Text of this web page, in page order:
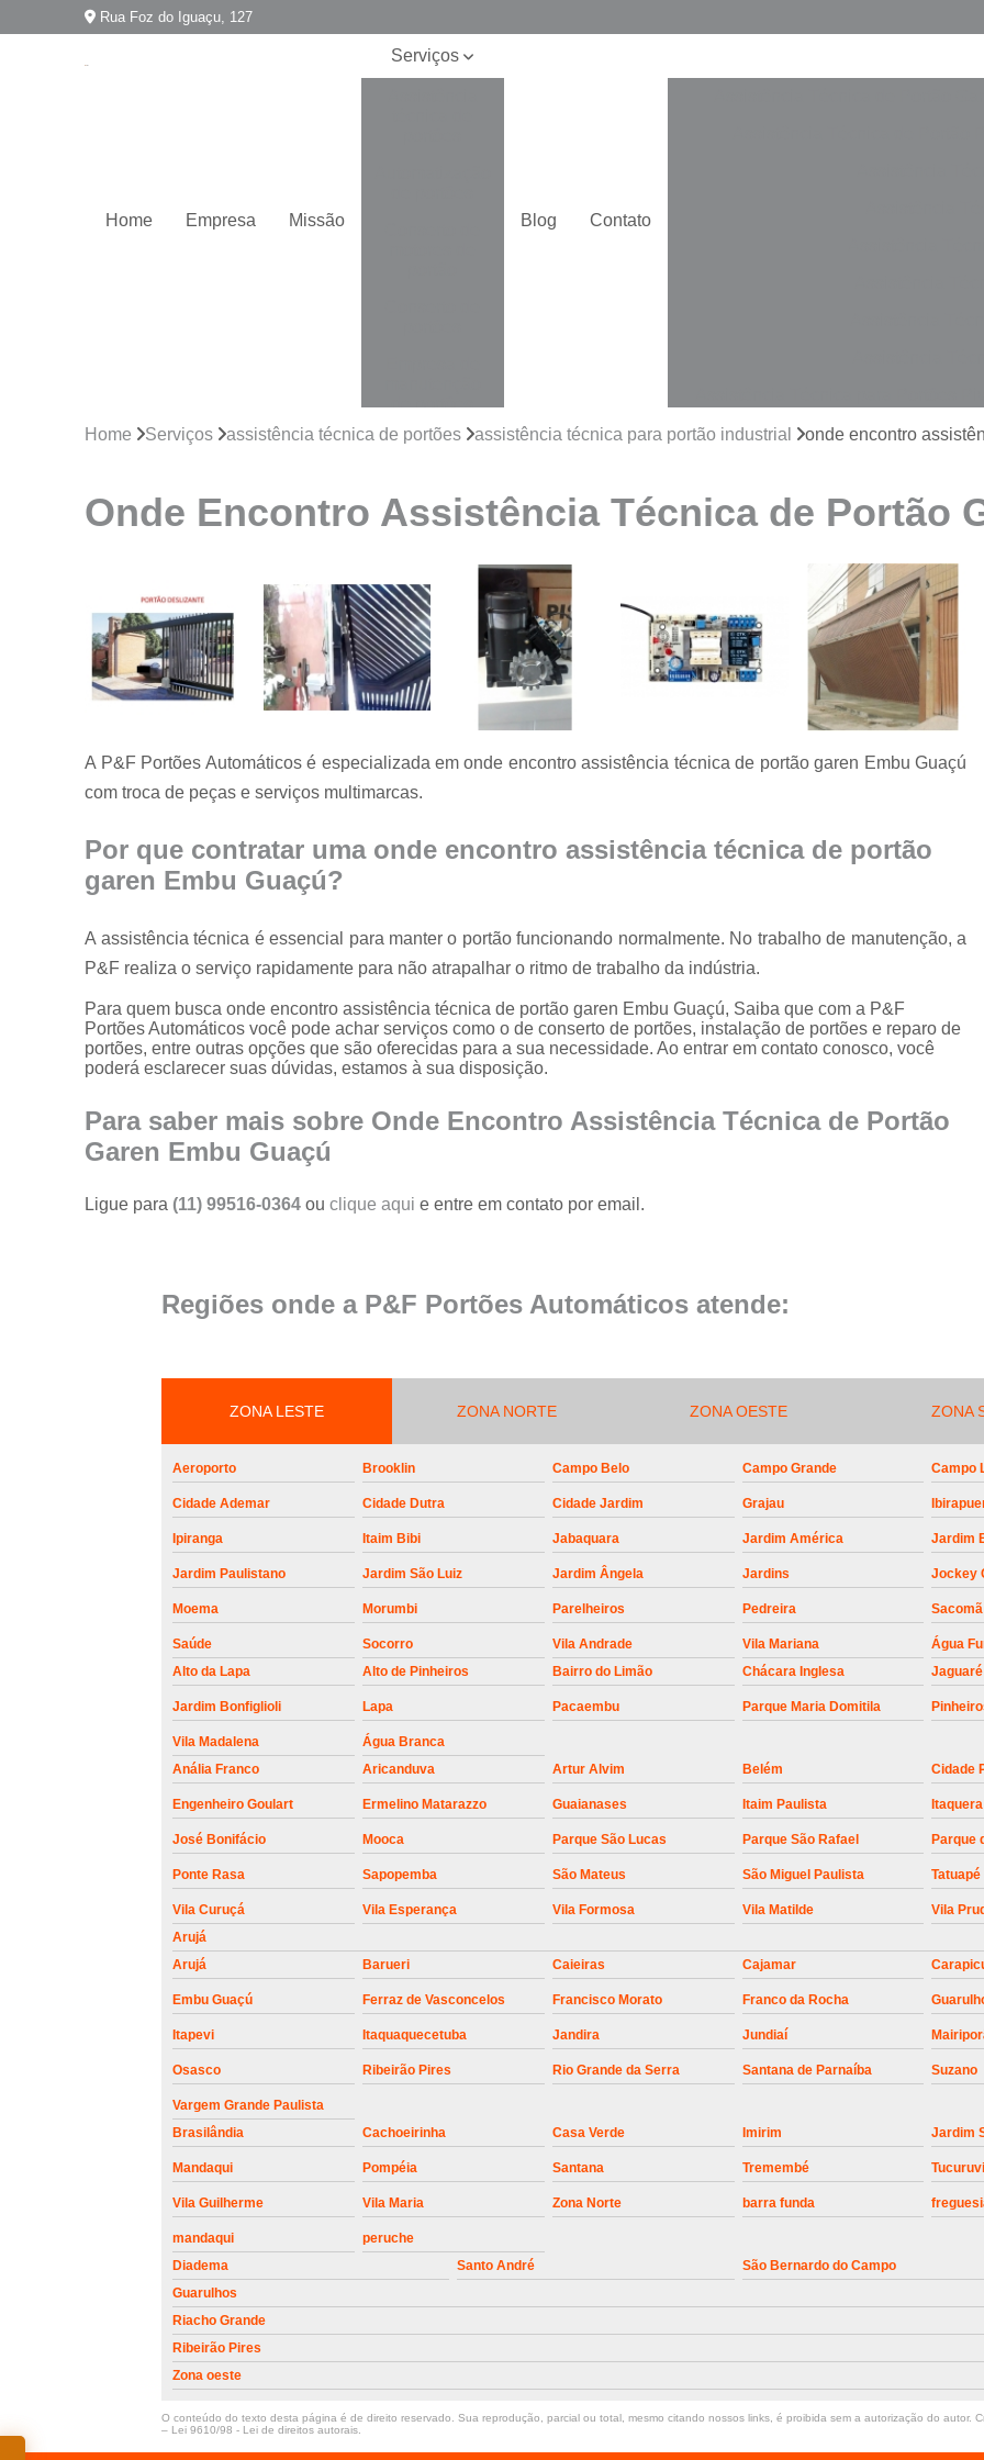
Rua Foz do Iguaçu, 127
Home Empresa Missão
Serviços
de portões
Empresa para
Instalação de
Instalação de
portões
Manutenção
de motores
Manutenção
Manutenção
em portões
usados para
portão
Serviço de
conserto de
portões
Serviço de
reparo em
portões
Serviços de
solda em
magnética de
de aço de
central do
portões
roldanas e
rolamento de
portões
Blog Contato
Automatização de Portão de
Automatização de Portão Ppa
Automatização para Portão
Automatizar Portão 2 Folhas
Conserto de Motor de
Conserto de Motor Portão
Conserto Motor Portão
Conserto Motor Portão
Conserto de Portão
Conserto de
Conserto de
Conserto de Portão Automático
Conserto
Empresa de
Empresa de
Empresa de
Empresa de
Empresa de
Empresa de
Empresa para
Empresa para
Empresa para
Empresa para
Empresa para
Empresa para
Empresa para
Empresa para Instalação de Trava
Instalação de Motor de Portão
Instalação de Motor em Portão
Instalação de Motor para
Instalação de Motor
Instalação Motor Portão
Instalação de Motor de Portão
Instalação de
Instalação de Portão Automático
Instalação de Portão
Instalação de Portões
Conserto de Motor de
Manutenção de Motor de
Manutenção em Motor de
Manutenção Motor Portão Eletrônico
Manutenção de Portão
Home Serviços assistência técnica de portões assistência técnica para portão industrial onde encontro
Onde Encontro Assistência Técnica de Portão
A P&F Portões Automáticos é especializada em onde encontro assistência técnica de portão garen Embu Guaçú
com troca de peças e serviços multimarcas.
Por que contratar uma onde encontro assistência técnica de portão
garen Embu Guaçú?
A assistência técnica é essencial para manter o portão funcionando normalmente. No trabalho de manutenção, a
P&F realiza o serviço rapidamente para não atrapalhar o ritmo de trabalho da indústria.
Para quem busca onde encontro assistência técnica de portão garen Embu Guaçú, Saiba que com a P&F
Portões Automáticos você pode achar serviços como o de conserto de portões, instalação de portões e reparo de
portões, entre outras opções que são oferecidas para a sua necessidade. Ao entrar em contato conosco, você
poderá esclarecer suas dúvidas, estamos à sua disposição.
Para saber mais sobre Onde Encontro Assistência Técnica de Portão
Garen Embu Guaçú
Ligue para (11) 99516-0364ouclique aqui e entre em contato por email.
Regiões onde a P&F Portões Automáticos atende:
ZONA LESTE ZONA NORTE ZONA OESTE ZONA
Aeroporto Brooklin Campo Belo Campo Grande Campo
Cidade Ademar Cidade Dutra Cidade Jardim Grajau
Ipiranga Itaim Bibi Jabaquara Jardim América Jardim
Jardim Paulistano Jardim São Luiz Jardim Ângela Jardins Jockey
Moema Morumbi Parelheiros Pedreira Sacomã
Saúde Socorro Vila Andrade Vila Mariana
Água
Alto da Lapa
Alto de Pinheiros Bairro do Limão Chácara Inglesa Jaguaré
Jardim Bonfiglioli Lapa Pacaembu Parque Maria Domitila
Vila Madalena
Água Branca
Anália Franco
Aricanduva Artur Alvim Belém Cidade
Engenheiro Goulart Ermelino Matarazzo Guaianases Itaim Paulista Itaquera
José Bonifácio Mooca Parque São Lucas Parque São Rafael Parque
Ponte Rasa Sapopemba São Mateus São Miguel Paulista Tatuapé
Vila Curuçá Vila Esperança Vila Formosa Vila Matilde Vila
Arujá
Arujá
Barueri Caieiras Cajamar
Embu Guaçú Ferraz de Vasconcelos Francisco Morato Franco da Rocha
Itapevi Itaquaquecetuba Jandira Jundiaí
Osasco Ribeirão Pires Rio Grande da Serra Santana de Parnaíba Suzano
Vargem Grande Paulista
Brasilândia
Cachoeirinha Casa Verde Imirim Jardim
Mandaqui Pompéia Santana Tremembé Tucuruvi
Vila Guilherme Vila Maria Zona Norte barra funda
mandaqui
peruche
Diadema
Santo André São Bernardo do Campo
Guarulhos
Riacho Grande
Ribeirão Pires
Zona oeste
O conteúdo do texto desta página é de direito reservado. Sua reprodução, parcial ou total, mesmo citando nossos links, é proibida sem a autorização do autor.
– Lei 9610/98 - Lei de direitos autorais.